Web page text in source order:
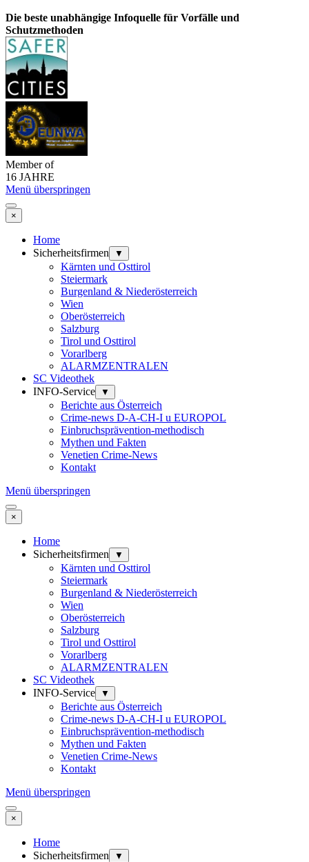
Die beste unabhängige Infoquelle für Vorfälle und
Schutzmethoden
Member of
16 JAHRE
Menü überspringen
×
Home
Sicherheitsfirmen
▼
Kärnten und Osttirol
Steiermark
Burgenland & Niederösterreich
Wien
Oberösterreich
Salzburg
Tirol und Osttirol
Vorarlberg
ALARMZENTRALEN
SC Videothek
INFO-Service
▼
Berichte aus Österreich
Crime-news D-A-CH-I u EUROPOL
Einbruchsprävention-methodisch
Mythen und Fakten
Venetien Crime-News
Kontakt
Menü überspringen
×
Home
Sicherheitsfirmen
▼
Kärnten und Osttirol
Steiermark
Burgenland & Niederösterreich
Wien
Oberösterreich
Salzburg
Tirol und Osttirol
Vorarlberg
ALARMZENTRALEN
SC Videothek
INFO-Service
▼
Berichte aus Österreich
Crime-news D-A-CH-I u EUROPOL
Einbruchsprävention-methodisch
Mythen und Fakten
Venetien Crime-News
Kontakt
Menü überspringen
×
Home
Sicherheitsfirmen
▼